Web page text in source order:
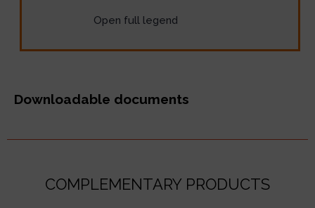
Open full legend
Downloadable documents
COMPLEMENTARY PRODUCTS